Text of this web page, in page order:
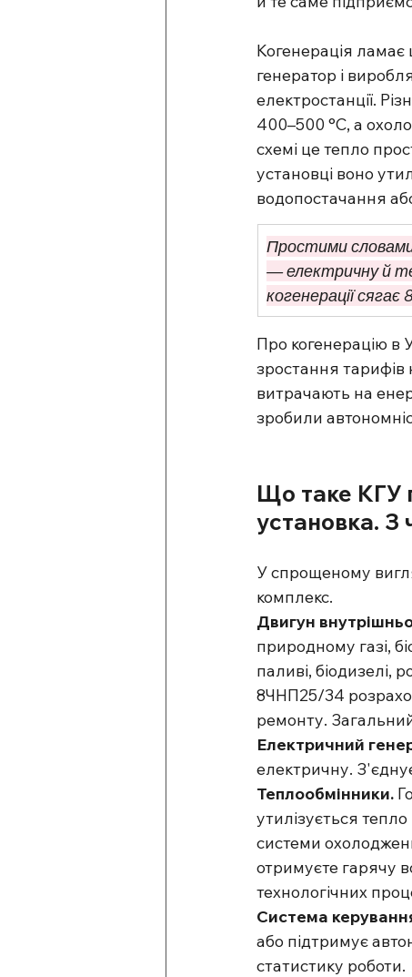
Когенерація
генератор і
електростанції.
400–500 °C, а
схемі це тепло
установці воно
водопостачання
Простими
— електричну й
когенерації
Про когенерацію в
зростання тарифів
витрачають на
зробили
Що таке КГУ
установка. З
У спрощеному
комплекс.
Двигун
природному газі,
паливі,
8ЧНП25/34
ремонту.
Електричний
електричну.
Теплообмінники.
утилізується
системи
отримуєте гарячу
технологічних
Система
або підтримує
статистику роботи.